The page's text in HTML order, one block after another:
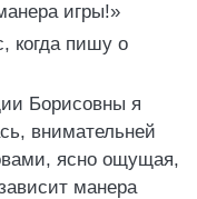
игры!»
когда пишу о
Борисовны я
внимательней
ясно ощущая,
манера